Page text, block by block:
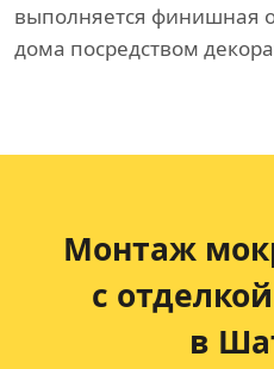
выполняется финишная
дома посредством
Монтаж
с
в